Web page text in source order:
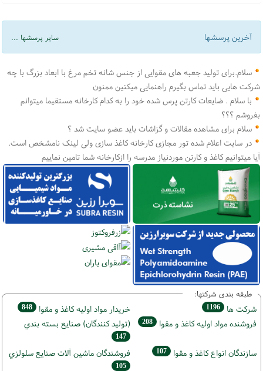
آخرین پرسشها سایر پرسشها ...
سلام.برای تولید جعبه های مقوایی از جنس شانه تخم مرغ با ابعاد بزرگ با چه
شرکت هایی باید تماس بگیرم راهنمایی میکنین ممنون
با سلام . ضایعات کارتن پرس شده خود را به کدام کارخانه مستقیما میتوانم
بفروشم ؟؟؟
سلام برای مشاهده مقالات و گزاشات باید عضو سایت شد ؟
در سایت اعلام شده تور مجازی کارخانه کاغذ سازی ولی لینک نامشخص است.
آیا میتوانیم کاغذ و کارتن موردنیاز مدرسه را ازکارخانه شما تامین نماییم
طبقه بندی شرکتها:
شركت ها 1196 خريدار مواد اوليه كاغذ و مقوا 848
فروشنده مواد اوليه كاغذ و مقوا 208 (تولید كنندگان) صنايع بسته بندي
147
سازندگان انواع کاغذ و مقوا 107 فروشندگان ماشين آلات صنايع سلولزي
105